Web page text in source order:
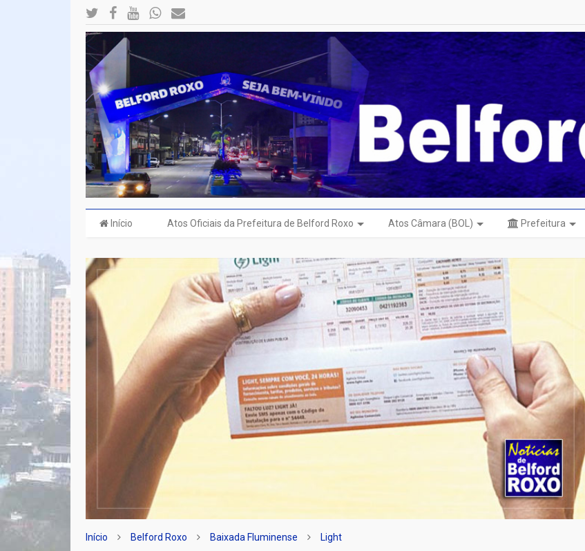
Início Atos Oficiais da Prefeitura de Belford Roxo Atos Câmara (BOL) Prefeitura
Início Belford Roxo Baixada Fluminense Light